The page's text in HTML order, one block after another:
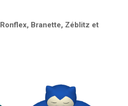
Ronflex, Branette, Zéblitz et